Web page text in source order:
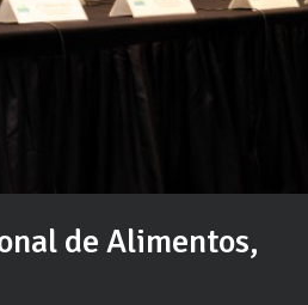
de Alimentos,